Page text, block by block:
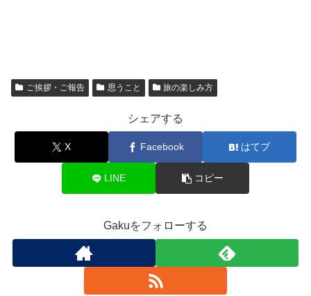
ご挨拶・ご報告 思うこと 旅の楽しみ方
シェアする
X Facebook はてブ
LINE コピー
Gakuをフォローする